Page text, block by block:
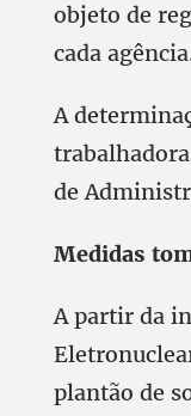
objeto de
cada
A
de
Medidas
A partir da
plantão de